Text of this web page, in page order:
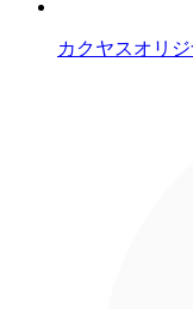
カクヤスオリ